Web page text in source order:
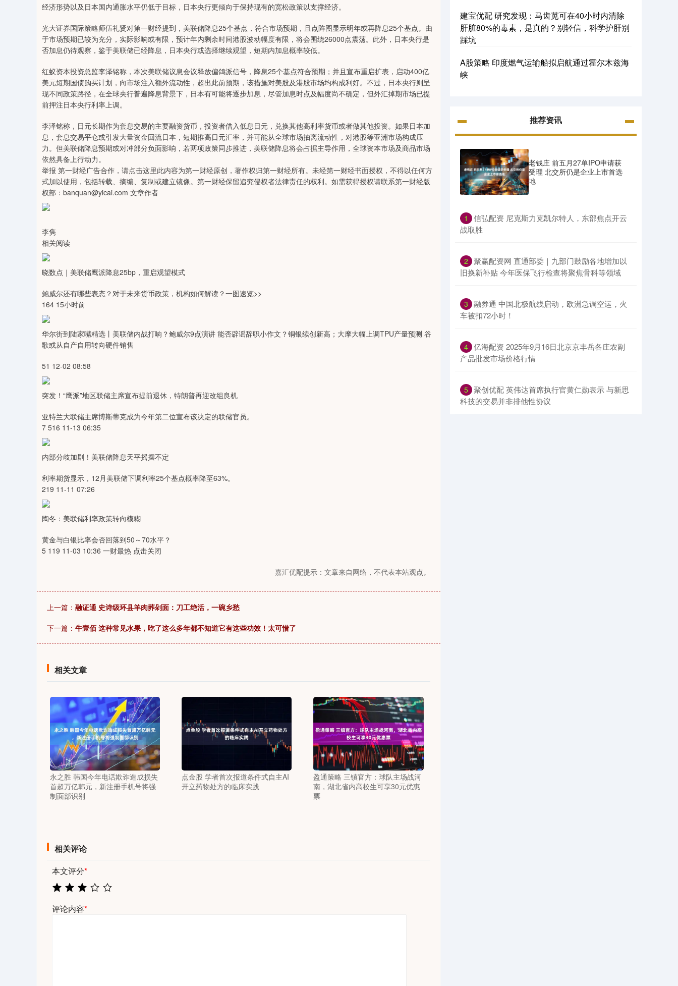
经济形势以及日本国内通胀水平仍低于目标，日本央行更倾向于保持现有的宽松政策以支撑经济。
光大证券国际策略师伍礼贤对第一财经提到，美联储降息25个基点，符合市场预期，且点阵图显示明年或再降息25个基点。由
于市场预期已较为充分，实际影响或有限，预计年内剩余时间港股波动幅度有限，将会围绕26000点震荡。此外，日本央行是
否加息仍待观察，鉴于美联储已经降息，日本央行或选择继续观望，短期内加息概率较低。
红蚁资本投资总监李泽铭称，本次美联储议息会议释放偏鸽派信号，降息25个基点符合预期；并且宣布重启扩表，启动400亿
美元短期国债购买计划，向市场注入额外流动性，超出此前预期，该措施对美股及港股市场均构成利好。不过，日本央行则呈
现不同政策路径，在全球央行普遍降息背景下，日本有可能将逐步加息，尽管加息时点及幅度尚不确定，但外汇掉期市场已提
前押注日本央行利率上调。
李泽铭称，日元长期作为套息交易的主要融资货币，投资者借入低息日元，兑换其他高利率货币或者做其他投资。如果日本加
息，套息交易平仓或引发大量资金回流日本，短期推高日元汇率，并可能从全球市场抽离流动性，对港股等亚洲市场构成压
力。但美联储降息预期或对冲部分负面影响，若两项政策同步推进，美联储降息将会占据主导作用，全球资本市场及商品市场
依然具备上行动力。
举报 第一财经广告合作，请点击这里此内容为第一财经原创，著作权归第一财经所有。未经第一财经书面授权，不得以任何方
式加以使用，包括转载、摘编、复制或建立镜像。第一财经保留追究侵权者法律责任的权利。如需获得授权请联系第一财经版
权部：banquan@yicai.com 文章作者
李隽
相关阅读
晓数点｜美联储鹰派降息25bp，重启观望模式
鲍威尔还有哪些表态？对于未来货币政策，机构如何解读？一图速览>>
164 15小时前
华尔街到陆家嘴精选丨美联储内战打响？鲍威尔9点演讲 能否辟谣辞职小作文？铜银续创新高；大摩大幅上调TPU产量预测 谷
歌或从自产自用转向硬件销售
51 12-02 08:58
突发！“鹰派”地区联储主席宣布提前退休，特朗普再迎改组良机
亚特兰大联储主席博斯蒂克成为今年第二位宣布该决定的联储官员。
7 516 11-13 06:35
内部分歧加剧！美联储降息天平摇摆不定
利率期货显示，12月美联储下调利率25个基点概率降至63%。
219 11-11 07:26
陶冬：美联储利率政策转向模糊
黄金与白银比率会否回落到50～70水平？
5 119 11-03 10:36 一财最热 点击关闭
嘉汇优配提示：文章来自网络，不代表本站观点。
上一篇： 融证通 史诗级环县羊肉荞剁面：刀工绝活，一碗乡愁
下一篇： 牛壹佰 这种常见水果，吃了这么多年都不知道它有这些功效！太可惜了
相关文章
永之胜 韩国今年电话欺诈造成损失
首超万亿韩元，新注册手机号将强
制面部识别
点金股 学者首次报道条件式自主AI
开立药物处方的临床实践
盈通策略 三镇官方：球队主场战河
南，湖北省内高校生可享30元优惠
票
相关评论
本文评分*
评论内容*
建宝优配 研究发现：马齿苋可在40小时内清除
肝脏80%的毒素，是真的？别轻信，科学护肝别
踩坑
A股策略 印度燃气运输船拟启航通过霍尔木兹海
峡
推荐资讯
老钱庄 前五月27单IPO申请获
受理 北交所仍是企业上市首选
地
1
​信弘配资 尼克斯力克凯尔特人，东部焦点开云
战取胜
2 ​聚赢配资网 直通部委｜九部门鼓励各地增加以
旧换新补贴 今年医保飞行检查将聚焦骨科等领域
3 ​融券通 中国北极航线启动，欧洲急调空运，火
车被扣72小时！
4 ​亿海配资 2025年9月16日北京京丰岳各庄农副
产品批发市场价格行情
5 ​聚创优配 英伟达首席执行官黄仁勋表示 与新思
科技的交易并非排他性协议